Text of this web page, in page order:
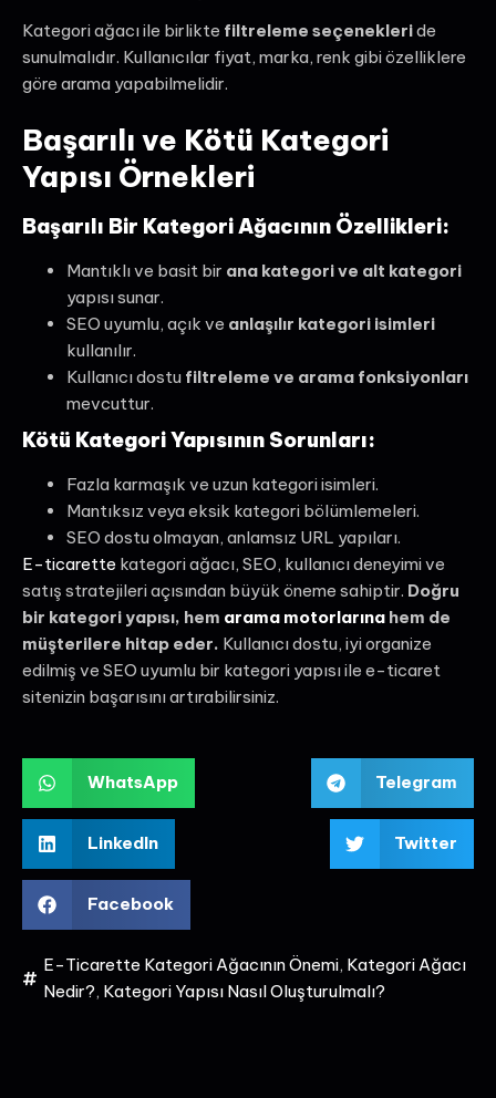
Kategori ağacı ile birlikte filtreleme seçenekleride
sunulmalıdır. Kullanıcılar fiyat, marka, renk gibi özelliklere
göre arama yapabilmelidir.
Başarılı ve Kötü Kategori
Yapısı Örnekleri
Başarılı Bir Kategori Ağacının Özellikleri:
Mantıklı ve basit bir ana kategori ve alt kategori
yapısı sunar.
SEO uyumlu, açık ve anlaşılır kategori isimleri
kullanılır.
Kullanıcı dostu filtreleme ve arama fonksiyonları
mevcuttur.
Kötü Kategori Yapısının Sorunları:
Fazla karmaşık ve uzun kategori isimleri.
Mantıksız veya eksik kategori bölümlemeleri.
SEO dostu olmayan, anlamsız URL yapıları.
E-ticarette kategori ağacı, SEO, kullanıcı deneyimi ve
satış stratejileri açısından büyük öneme sahiptir. Doğru
bir kategori yapısı, hem arama motorlarına hem de
müşterilere hitap eder. Kullanıcı dostu, iyi organize
edilmiş ve SEO uyumlu bir kategori yapısı ile e-ticaret
sitenizin başarısını artırabilirsiniz.
WhatsApp Telegram
LinkedIn Twitter
Facebook
E-Ticarette Kategori Ağacının Önemi, Kategori Ağacı
Nedir?, Kategori Yapısı Nasıl Oluşturulmalı?